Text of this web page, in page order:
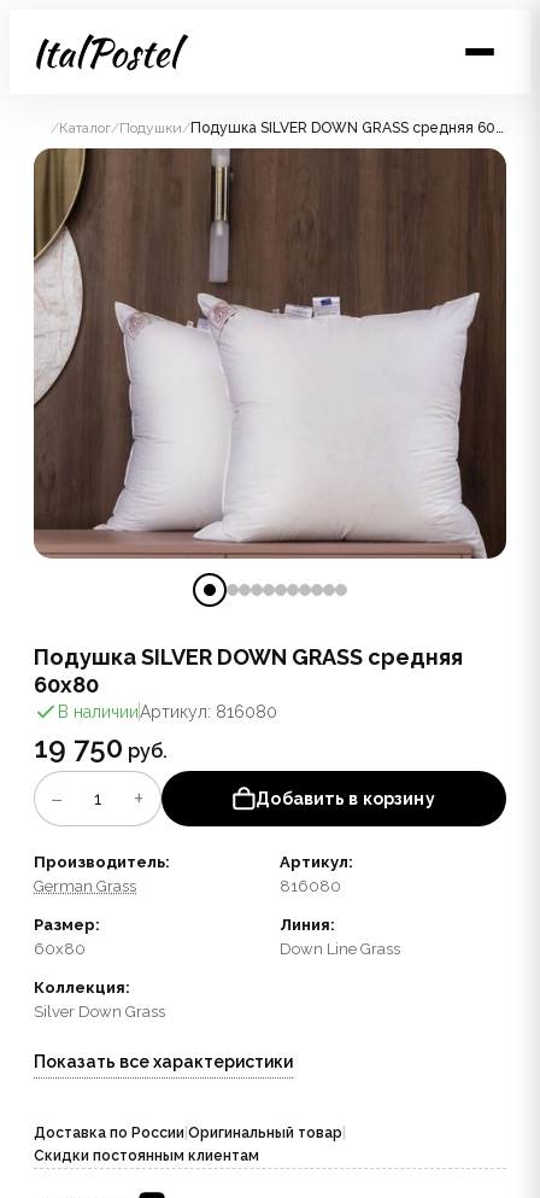
/Каталог/Подушки/ Подушка SILVER DOWN GRASS средняя 60х80
Подушка SILVER DOWN GRASS средняя
60х80
В наличииАртикул: 816080
19 750 руб.
− 1 + Добавить в корзину
Производитель:
German Grass
Артикул:
816080
Размер:
60x80
Линия:
Down Line Grass
Коллекция:
Silver Down Grass
Показать все характеристики
Доставка по России Оригинальный товар
Скидки постоянным клиентам